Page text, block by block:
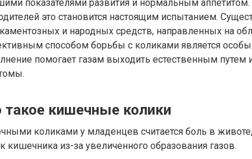
показателями развития и нормальным
это становится настоящим испытанием.
и народных средств, направленных на
способом борьбы с коликами является
помогает газам выходить естественным путем
такое кишечные колики
коликами у младенцев считается боль в
кишечника из-за увеличенного образования газов.